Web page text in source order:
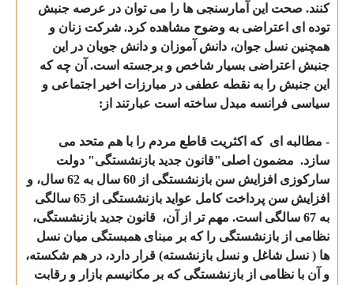
کنند. صحت این آمارسنجی ها را می توان در عرصه جنبش
توده ای اعتراضی به وضوح مشاهده کرد. شرکت زنان و
همچنین نسل جوان، دانش آموزان و دانش جویان در این
جنبش اعتراضی بسیار شاخص و برجسته است. آن چه که
این جنبش را به نقطه عطفی در مبارزات اخیر اجتماعی و
سیاسی فرانسه مبدل ساخته است عبارتند از:
- مطالبه ای که اکثریت قاطع مردم را با هم متحد می
سازد. مضمون اصلی"قانون جدید بازنشستگی" دولت
سارکوزی افزایش سن بازنشستگی از 60 سال به 62 سال، و
افزایش سن پرداخت کامل عواید بازنشستگی از 65 سالگی
به 67 سالگی است. مهم تر از آن،
قانون جدید بازنشستگی،
نظامی از بازنشستگی را که بر مبنای همبستگی میان نسل
ها ( نسل شاغل و نسل بازنشسته) قرار دارد، در هم شکسته،
و آن با نظامی از بازنشستگی که بر مکانیسم بازار و رقابت